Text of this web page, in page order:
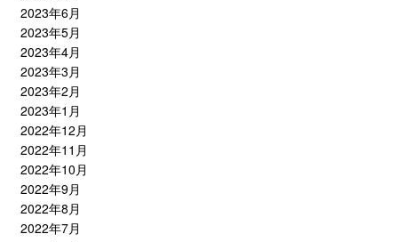
2023年6月
2023年5月
2023年4月
2023年3月
2023年2月
2023年1月
2022年12月
2022年11月
2022年10月
2022年9月
2022年8月
2022年7月